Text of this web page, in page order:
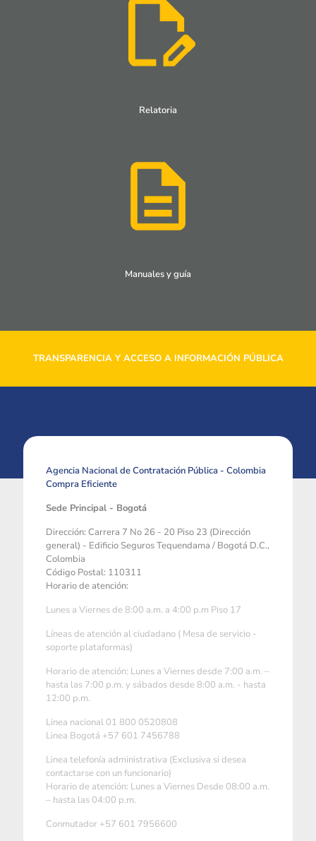
Relatoria
Manuales y guía
TRANSPARENCIA Y ACCESO A INFORMACIÓN PÚBLICA
Agencia Nacional de Contratación Pública - Colombia
Compra Eficiente
Sede Principal - Bogotá
Dirección: Carrera 7 No 26 - 20 Piso 23 (Dirección
general) - Edificio Seguros Tequendama / Bogotá D.C.,
Colombia
Código Postal: 110311
Horario de atención:
Lunes a Viernes de 8:00 a.m. a 4:00 p.m Piso 17
Líneas de atención al ciudadano ( Mesa de servicio -
soporte plataformas)
Horario de atención: Lunes a Viernes desde 7:00 a.m. –
hasta las 7:00 p.m. y sábados desde 8:00 a.m. - hasta
12:00 p.m.
Linea nacional 01 800 0520808
Linea Bogotá +57 601 7456788
Linea telefonía administrativa (Exclusiva si desea
contactarse con un funcionario)
Horario de atención: Lunes a Viernes Desde 08:00 a.m.
– hasta las 04:00 p.m.
Conmutador +57 601 7956600